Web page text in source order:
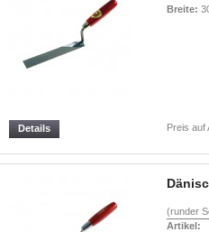
Breite:
Preis auf
Details
(runder
Artikel: